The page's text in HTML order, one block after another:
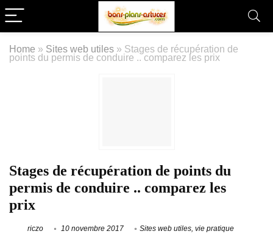
Home » Sites web utiles » Stages de récupération de
points du permis de conduire .. comparez les prix
Stages de récupération de points du
permis de conduire .. comparez les
prix
riczo 10 novembre 2017 Sites web utiles, vie pratique